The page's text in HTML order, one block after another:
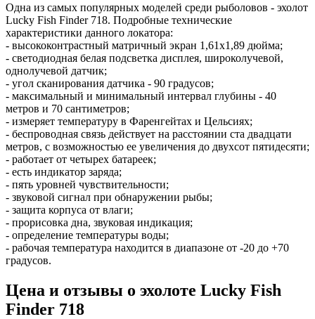
Одна из самых популярных моделей среди рыболовов - эхолот
Lucky Fish Finder 718. Подробные технические
характеристики данного локатора:
- высококонтрастный матричный экран 1,61х1,89 дюйма;
- светодиодная белая подсветка дисплея, широколучевой,
однолучевой датчик;
- угол сканирования датчика - 90 градусов;
- максимальный и минимальный интервал глубины - 40
метров и 70 сантиметров;
- измеряет температуру в Фаренгейтах и Цельсиях;
- беспроводная связь действует на расстоянии ста двадцати
метров, с возможностью ее увеличения до двухсот пятидесяти;
- работает от четырех батареек;
- есть индикатор заряда;
- пять уровней чувствительности;
- звуковой сигнал при обнаружении рыбы;
- защита корпуса от влаги;
- прорисовка дна, звуковая индикация;
- определение температуры воды;
- рабочая температура находится в диапазоне от -20 до +70
градусов.
Цена и отзывы о эхолоте Lucky Fish
Finder 718